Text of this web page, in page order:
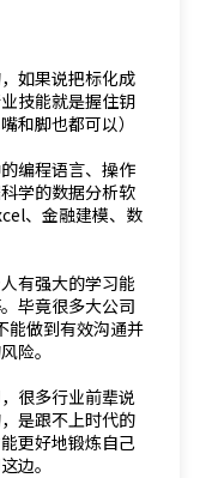
如果说把标化成
技能就是握住钥
脚也都可以）
编程语言、操作
学的数据分析软
、金融建模、数
有强大的学习能
毕竟很多大公司
做到有效沟通并
险。
很多行业前辈说
是跟不上时代的
更好地锻炼自己
边。